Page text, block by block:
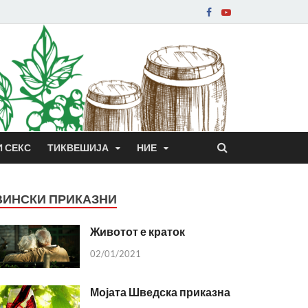
СЕКС ТИКВЕШИЈА НИЕ
ПРИКАЗНИ
Животот е краток
02/01/2021
Мојата Шведска приказна